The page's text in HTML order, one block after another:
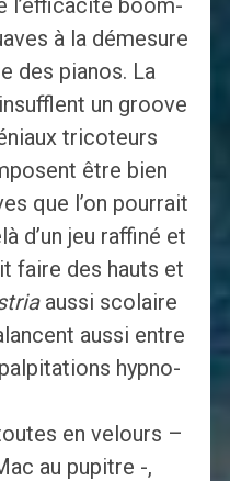
l’efficacité boom-
à la démesure
des pianos. La
un groove
tricoteurs
être bien
que l’on pourrait
d’un jeu raffiné et
faire des hauts et
aussi scolaire
aussi entre
hypno-
en velours –
au pupitre -,